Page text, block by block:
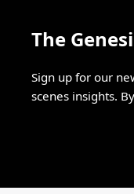
The
Sign up for our
scenes insights.